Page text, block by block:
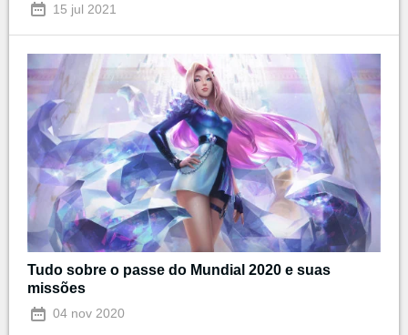
15 jul 2021
Tudo sobre o passe do Mundial 2020 e suas
missões
04 nov 2020